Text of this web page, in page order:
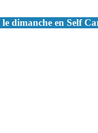
dimanche en Self